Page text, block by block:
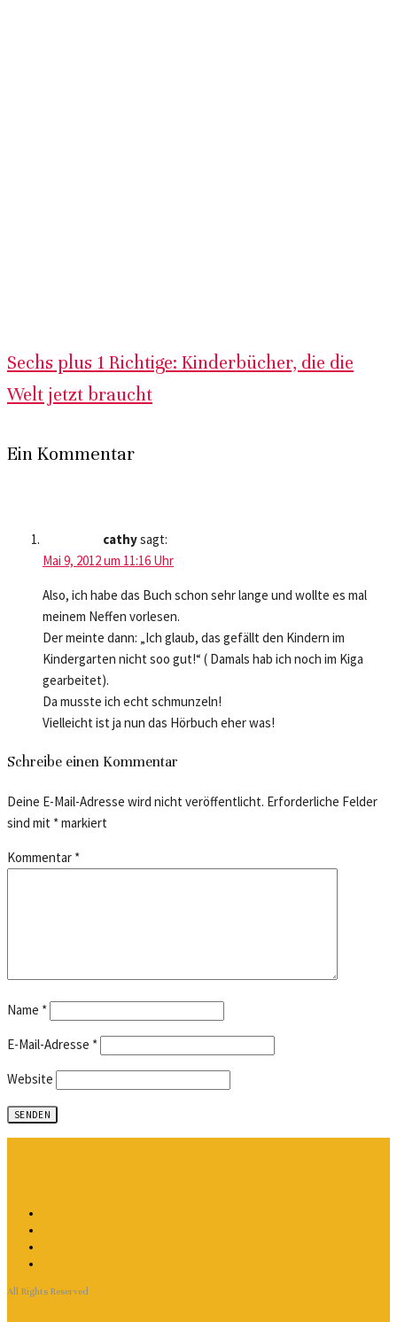
Sechs plus 1 Richtige: Kinderbücher, die die
Welt jetzt braucht
Ein Kommentar
cathysagt:
Mai 9, 2012 um 11:16 Uhr
Also, ich habe das Buch schon sehr lange und wollte es mal
meinem Neffen vorlesen.
Der meinte dann: „Ich glaub, das gefällt den Kindern im
Kindergarten nicht soo gut!“ ( Damals hab ich noch im Kiga
gearbeitet).
Da musste ich echt schmunzeln!
Vielleicht ist ja nun das Hörbuch eher was!
Schreibe einen Kommentar
Deine E-Mail-Adresse wird nicht veröffentlicht. Erforderliche Felder
sind mit *markiert
Kommentar *
Name *
E-Mail-Adresse *
Website
All Rights Reserved